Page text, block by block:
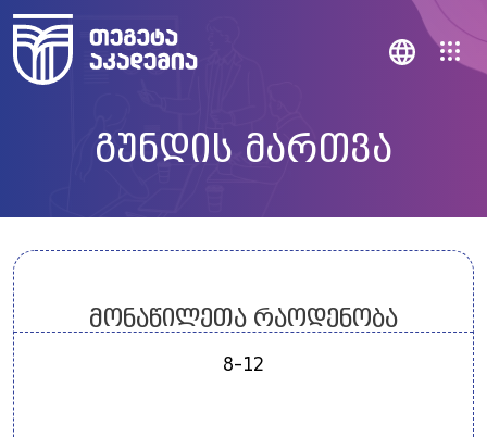
გუნდის მართვა
მონაწილეთა რაოდენობა
8-12